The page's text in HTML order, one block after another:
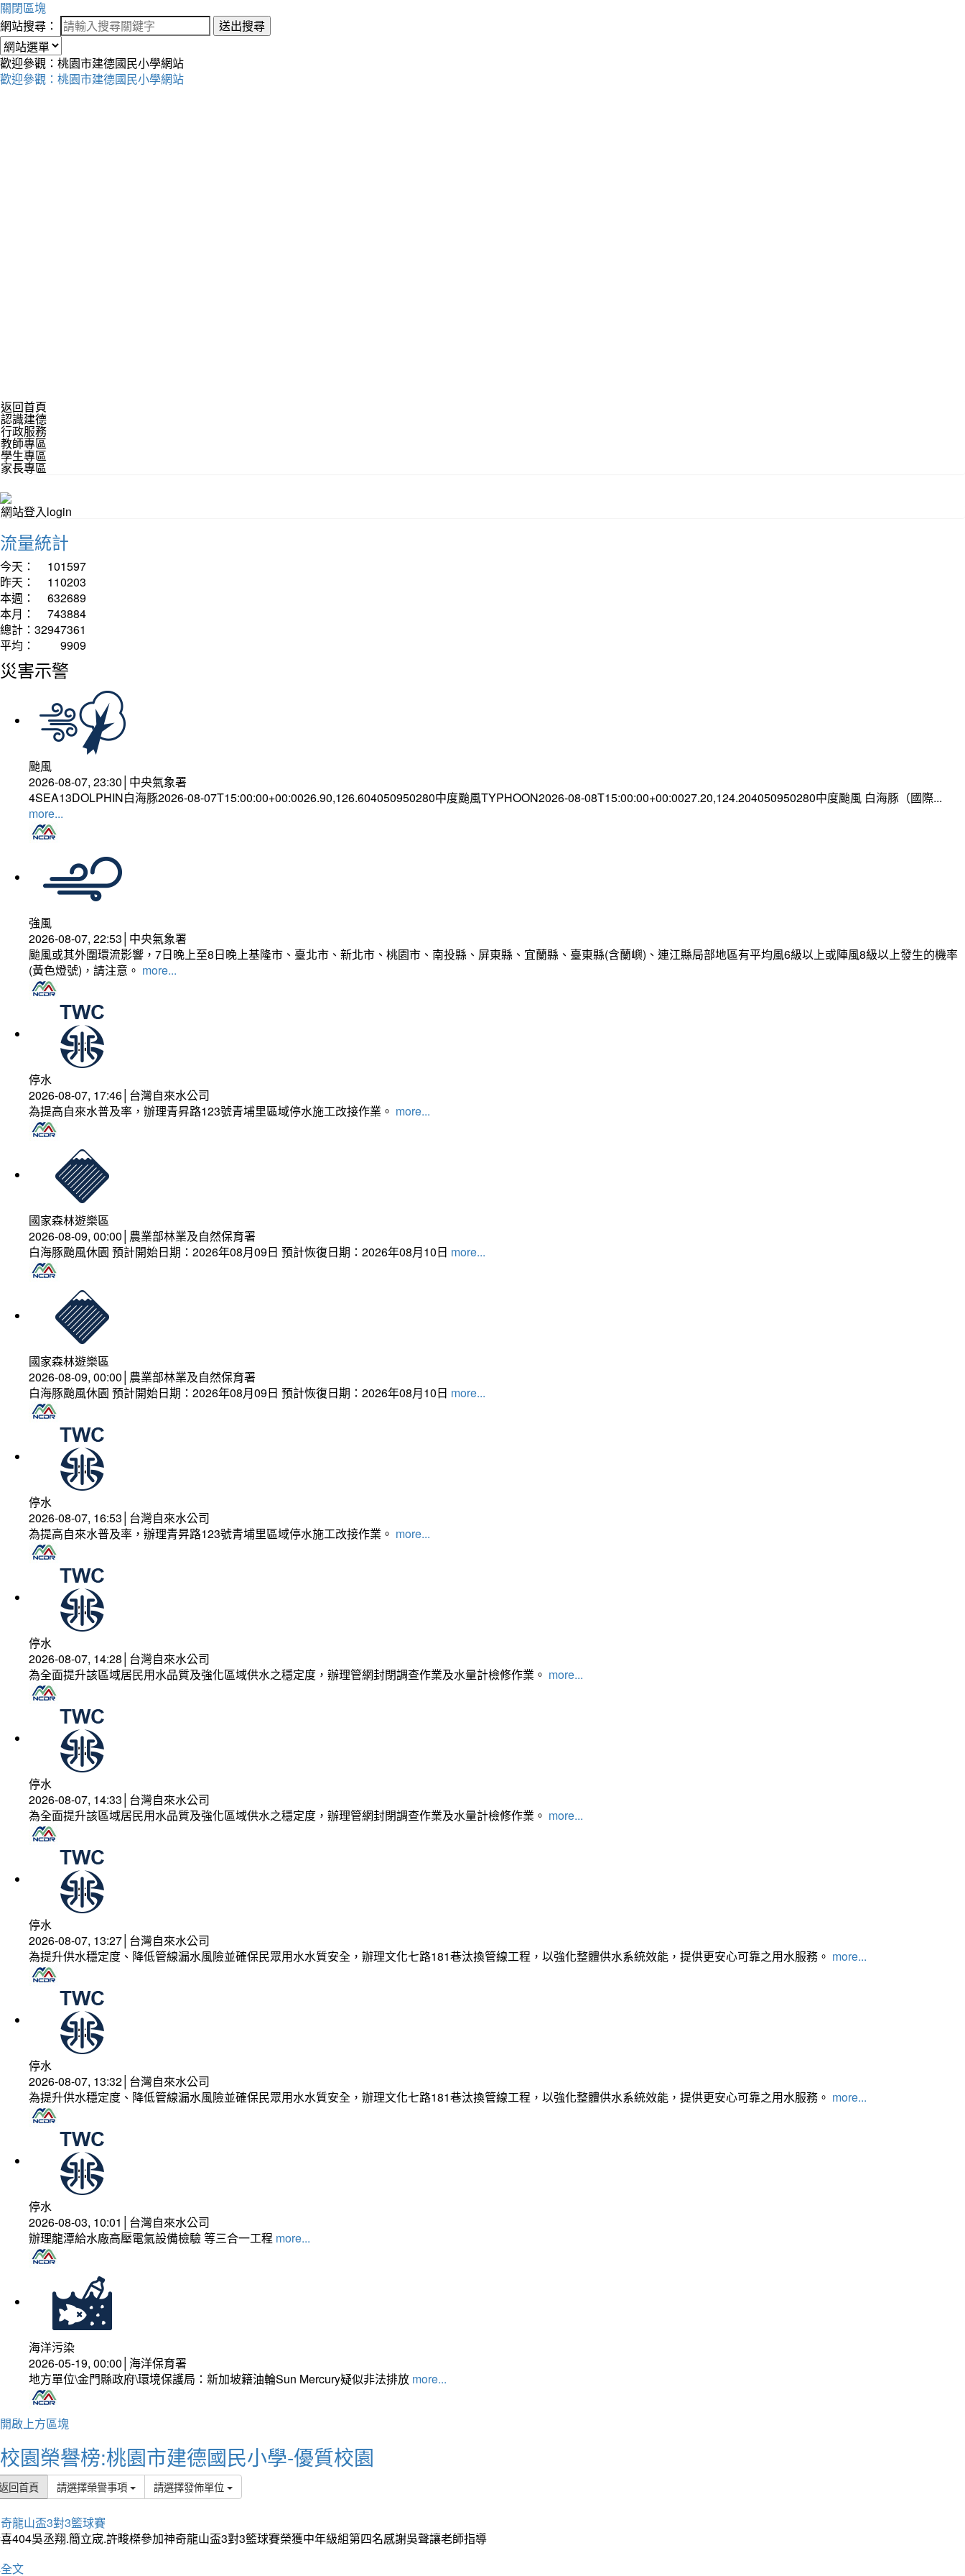
關閉區塊
網站搜尋：
送出搜尋
歡迎參觀：桃園市建德國民小學網站
歡迎參觀：桃園市建德國民小學網站
返回首頁
認識建德
行政服務
教師專區
學生專區
家長專區
網站登入login
流量統計
今天：
101597
昨天：
110203
本週：
632689
本月：
743884
總計： 32947361
平均：
9909
災害示警
颱風
2026-08-07, 23:30│中央氣象署
4SEA13DOLPHIN白海豚2026-08-07T15:00:00+00:0026.90,126.604050950280中度颱風TYPHOON2026-08-08T15:00:00+00:0027.20,124.204050950280中度颱風 白海豚（國際...
more...
強風
2026-08-07, 22:53│中央氣象署
颱風或其外圍環流影響，7日晚上至8日晚上基隆市、臺北市、新北市、桃園市、南投縣、屏東縣、宜蘭縣、臺東縣(含蘭嶼)、連江縣局部地區有平均風6級以上或陣風8級以上發生的機率
(黃色燈號)，請注意。 more...
停水
2026-08-07, 17:46│台灣自來水公司
為提高自來水普及率，辦理青昇路123號青埔里區域停水施工改接作業。 more...
國家森林遊樂區
2026-08-09, 00:00│農業部林業及自然保育署
白海豚颱風休園 預計開始日期：2026年08月09日 預計恢復日期：2026年08月10日 more...
國家森林遊樂區
2026-08-09, 00:00│農業部林業及自然保育署
白海豚颱風休園 預計開始日期：2026年08月09日 預計恢復日期：2026年08月10日 more...
停水
2026-08-07, 16:53│台灣自來水公司
為提高自來水普及率，辦理青昇路123號青埔里區域停水施工改接作業。 more...
停水
2026-08-07, 14:28│台灣自來水公司
為全面提升該區域居民用水品質及強化區域供水之穩定度，辦理管網封閉調查作業及水量計檢修作業。 more...
停水
2026-08-07, 14:33│台灣自來水公司
為全面提升該區域居民用水品質及強化區域供水之穩定度，辦理管網封閉調查作業及水量計檢修作業。 more...
停水
2026-08-07, 13:27│台灣自來水公司
為提升供水穩定度、降低管線漏水風險並確保民眾用水水質安全，辦理文化七路181巷汰換管線工程，以強化整體供水系統效能，提供更安心可靠之用水服務。 more...
停水
2026-08-07, 13:32│台灣自來水公司
為提升供水穩定度、降低管線漏水風險並確保民眾用水水質安全，辦理文化七路181巷汰換管線工程，以強化整體供水系統效能，提供更安心可靠之用水服務。 more...
停水
2026-08-03, 10:01│台灣自來水公司
辦理龍潭給水廠高壓電氣設備檢驗 等三合一工程 more...
海洋污染
2026-05-19, 00:00│海洋保育署
地方單位\金門縣政府\環境保護局：新加坡籍油輪Sun Mercury疑似非法排放 more...
開啟上方區塊
校園榮譽榜:桃園市建德國民小學-優質校園
回首頁 請選擇榮譽事項 請選擇發佈單位
龍山盃3對3籃球賽
404吳丞翔.簡立宬.許畯榤參加神奇龍山盃3對3籃球賽榮獲中年級組第四名感謝吳聲讓老師指導
文